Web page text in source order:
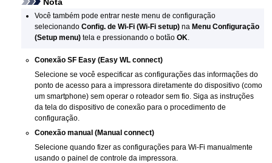
Nota
Você também pode entrar neste menu de configuração
selecionando Config. de Wi-Fi (Wi-Fi setup)na Menu Configuração
(Setup menu)tela e pressionando o botão OK.
Conexão SF Easy (Easy WL connect)
Selecione se você especificar as configurações das informações do
ponto de acesso para a impressoradiretamente do dispositivo (como
um smartphone) sem operar o roteador sem fio. Siga as instruções
da tela do dispositivo de conexão para o procedimento de
configuração.
Conexão manual (Manual connect)
Selecione quando fizer as configurações para Wi-Fi manualmente
usando o painel de controle da impressora.